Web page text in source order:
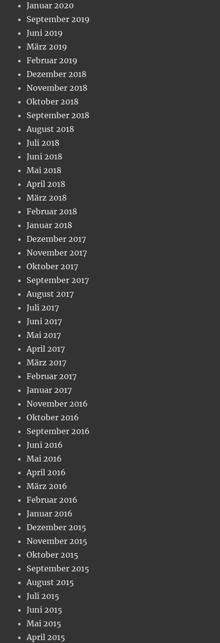
Januar 2020
September 2019
Juni 2019
März 2019
Februar 2019
Dezember 2018
November 2018
Oktober 2018
September 2018
August 2018
Juli 2018
Juni 2018
Mai 2018
April 2018
März 2018
Februar 2018
Januar 2018
Dezember 2017
November 2017
Oktober 2017
September 2017
August 2017
Juli 2017
Juni 2017
Mai 2017
April 2017
März 2017
Februar 2017
Januar 2017
November 2016
Oktober 2016
September 2016
Juni 2016
Mai 2016
April 2016
März 2016
Februar 2016
Januar 2016
Dezember 2015
November 2015
Oktober 2015
September 2015
August 2015
Juli 2015
Juni 2015
Mai 2015
April 2015